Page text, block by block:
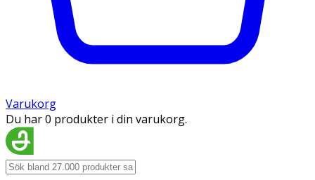
Varukorg
Du har 0 produkter i din varukorg.